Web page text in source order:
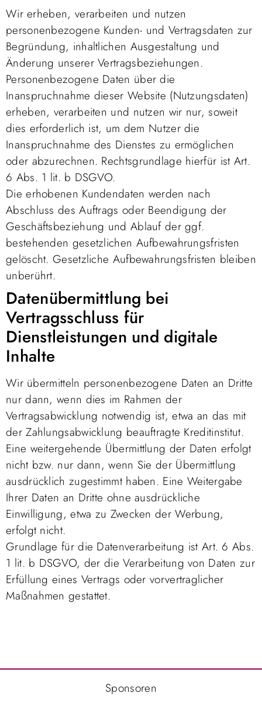
Wir erheben, verarbeiten und nutzen
personenbezogene Kunden- und Vertragsdaten zur
Begründung, inhaltlichen Ausgestaltung und
Änderung unserer Vertragsbeziehungen.
Personenbezogene Daten über die
Inanspruchnahme dieser Website (Nutzungsdaten)
erheben, verarbeiten und nutzen wir nur, soweit
dies erforderlich ist, um dem Nutzer die
Inanspruchnahme des Dienstes zu ermöglichen
oder abzurechnen. Rechtsgrundlage hierfür ist Art.
6 Abs. 1 lit. b DSGVO.
Die erhobenen Kundendaten werden nach
Abschluss des Auftrags oder Beendigung der
Geschäftsbeziehung und Ablauf der ggf.
bestehenden gesetzlichen Aufbewahrungsfristen
gelöscht. Gesetzliche Aufbewahrungsfristen bleiben
unberührt.
Daten­übermittlung bei
Vertragsschluss für
Dienstleistungen und digitale
Inhalte
Wir übermitteln personenbezogene Daten an Dritte
nur dann, wenn dies im Rahmen der
Vertragsabwicklung notwendig ist, etwa an das mit
der Zahlungsabwicklung beauftragte Kreditinstitut.
Eine weitergehende Übermittlung der Daten erfolgt
nicht bzw. nur dann, wenn Sie der Übermittlung
ausdrücklich zugestimmt haben. Eine Weitergabe
Ihrer Daten an Dritte ohne ausdrückliche
Einwilligung, etwa zu Zwecken der Werbung,
erfolgt nicht.
Grundlage für die Datenverarbeitung ist Art. 6 Abs.
1 lit. b DSGVO, der die Verarbeitung von Daten zur
Erfüllung eines Vertrags oder vorvertraglicher
Maßnahmen gestattet.
Sponsoren